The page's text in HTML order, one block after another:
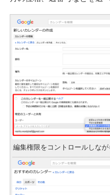
編集権限をコントロールしな